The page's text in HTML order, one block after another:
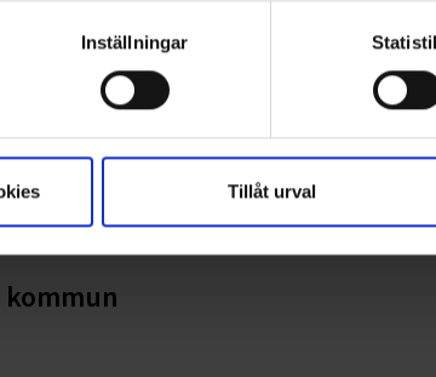
Inställningar
Tillåt urval
2026